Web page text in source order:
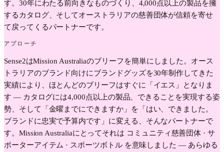
す。30年にわたる前向きなものづくり、4,000点以上の製品を擁
するカタログ、そしてオーストラリアの慈善団体が信頼を寄せ
て戻ってくるパートナーです。
アプローチ
Sense2はMission Australiaのブリーフを簡単にしました。オース
トラリアのブランド向けにブランドグッズを30年制作してきた
実績により、ほとんどのブリーフはすぐに「イエス」となりま
す — カタログには4,000点以上の製品、できることを実現する姿
勢、そして「金曜までにできますか」を「はい、できました。
ブランドに忠実で予算内です」に変える、そんなパートナーで
す。Mission Australiaにとってそれは コミュニティ慈善団体 · サ
ポーターアイテム · スポーツボトル を意味しました — あらゆる